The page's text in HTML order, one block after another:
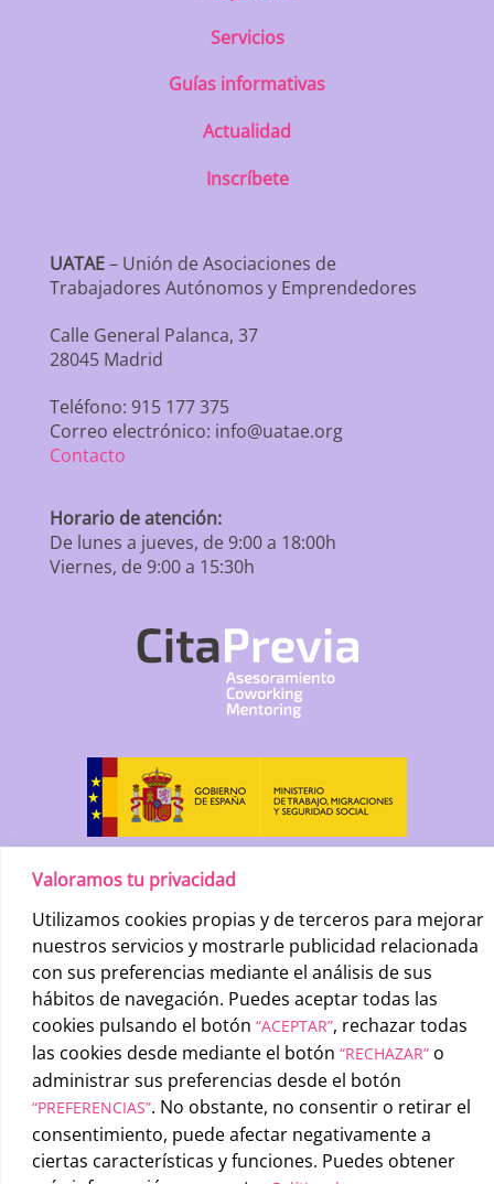
Valoramos tu privacidad
Utilizamos cookies propias y de terceros para mejorar
nuestros servicios y mostrarle publicidad relacionada
con sus preferencias mediante el análisis de sus
hábitos de navegación. Puedes aceptar todas las
cookies pulsando el botón “ACEPTAR”, rechazar todas
las cookies desde mediante el botón “RECHAZAR” o
administrar sus preferencias desde el botón
“PREFERENCIAS”. No obstante, no consentir o retirar el
consentimiento, puede afectar negativamente a
ciertas características y funciones. Puedes obtener
Servicios
Guías informativas
Actualidad
Inscríbete
UATAE– Unión de Asociaciones de
Trabajadores Autónomos y Emprendedores
Calle General Palanca, 37
28045 Madrid
Teléfono: 915 177 375
Correo electrónico: info@uatae.org
Contacto
Horario de atención:
De lunes a jueves, de 9:00 a 18:00h
Viernes, de 9:00 a 15:30h
UATAE2026 © |Condiciones generales de uso -Política de
privacidad-Política de cookies